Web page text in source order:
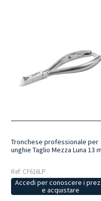
Tronchese professionale per
unghie Taglio Mezza Luna 13
Ref: CF616LP
Accedi per conoscere i
e acquistare